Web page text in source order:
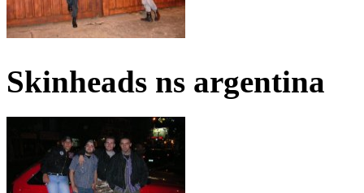
Skinheads ns argentina